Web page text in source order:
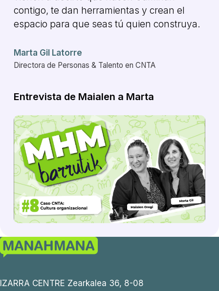
contigo, te dan herramientas y crean el
espacio para que seas tú quien construya.
Marta Gil Latorre
Directora de Personas & Talento en CNTA
Entrevista de Maialen a Marta
IZARRA CENTRE Zearkalea 36, 8-08